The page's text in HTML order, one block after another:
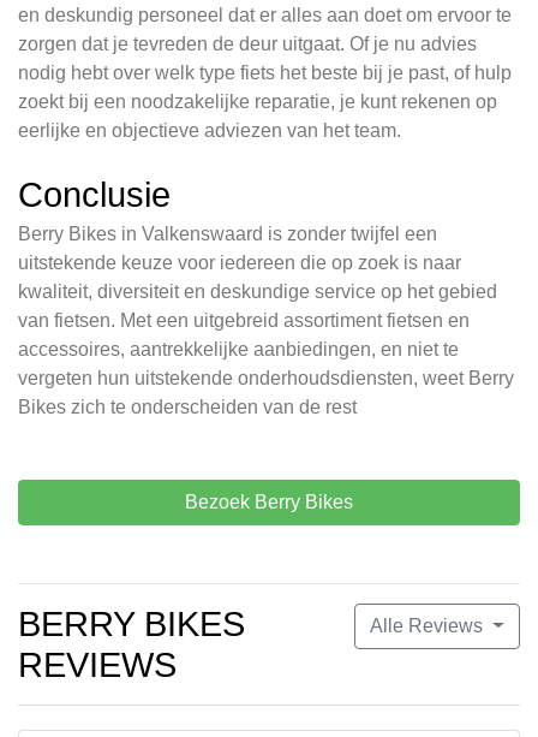
en deskundig personeel dat er alles aan doet om ervoor te
zorgen dat je tevreden de deur uitgaat. Of je nu advies
nodig hebt over welk type fiets het beste bij je past, of hulp
zoekt bij een noodzakelijke reparatie, je kunt rekenen op
eerlijke en objectieve adviezen van het team.
Conclusie
Berry Bikes in Valkenswaard is zonder twijfel een
uitstekende keuze voor iedereen die op zoek is naar
kwaliteit, diversiteit en deskundige service op het gebied
van fietsen. Met een uitgebreid assortiment fietsen en
accessoires, aantrekkelijke aanbiedingen, en niet te
vergeten hun uitstekende onderhoudsdiensten, weet Berry
Bikes zich te onderscheiden van de rest
Bezoek Berry Bikes
Alle Reviews
BERRY BIKES
REVIEWS